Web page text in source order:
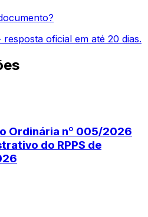
oficial em até 20 dias.
Ordinária nº 005/2026
do RPPS de